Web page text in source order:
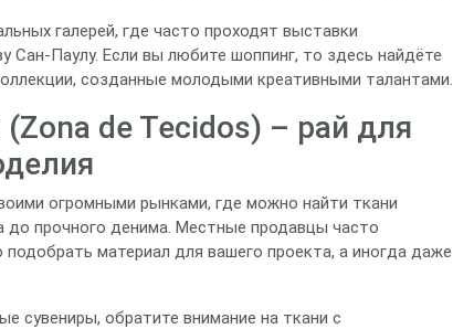
галерей, где часто проходят выставки
Сан‑Паулу. Если вы любите шоппинг, то здесь найдёте
созданные молодыми креативными талантами.
de Tecidos) – рай для
огромными рынками, где можно найти ткани
до прочного денима. Местные продавцы часто
материал для вашего проекта, а иногда даже
сувениры, обратите внимание на ткани с